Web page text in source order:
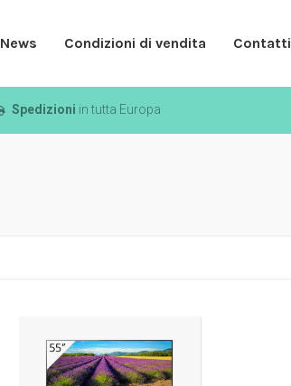
News Condizioni di vendita Contatti
Spedizioni in tutta Europa